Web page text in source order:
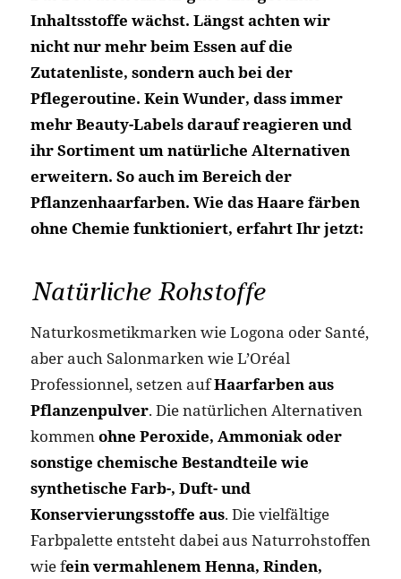
Inhaltsstoffe wächst. Längst achten wir
nicht nur mehr beim Essen auf die
Zutatenliste, sondern auch bei der
Pflegeroutine. Kein Wunder, dass immer
mehr Beauty-Labels darauf reagieren und
ihr Sortiment um natürliche Alternativen
erweitern. So auch im Bereich der
Pflanzenhaarfarben. Wie das Haare färben
ohne Chemie funktioniert, erfahrt Ihr jetzt:
Natürliche Rohstoffe
Naturkosmetikmarken wie Logona oder Santé,
aber auch Salonmarken wie L’Oréal
Professionnel, setzen aufHaarfarben aus
Pflanzenpulver. Die natürlichen Alternativen
kommenohne Peroxide, Ammoniak oder
sonstige chemische Bestandteile wie
synthetische Farb-, Duft- und
Konservierungsstoffe aus. Die vielfältige
Farbpalette entsteht dabei aus Naturrohstoffen
wie fein vermahlenem Henna, Rinden,